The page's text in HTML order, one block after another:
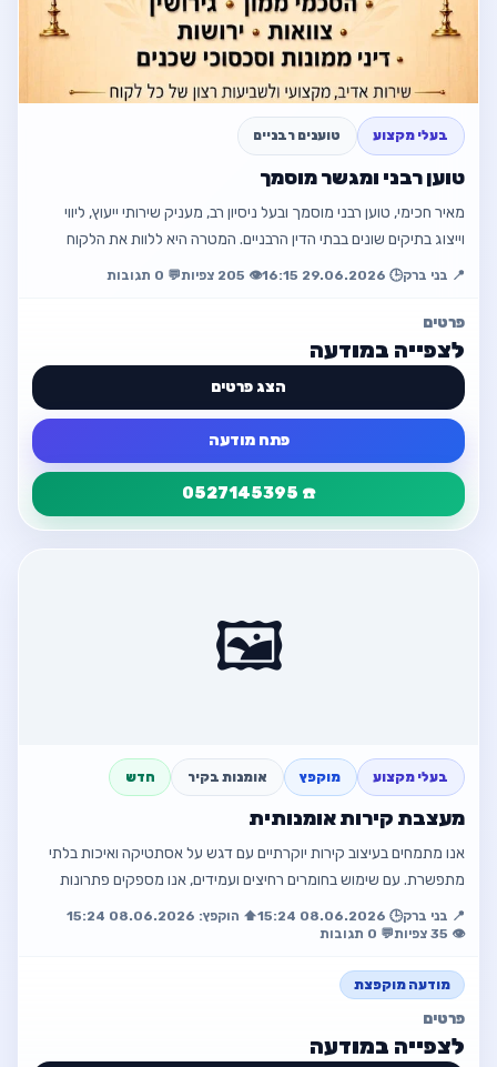
☎️ 0527167144
פתח מודעה
חזור למודעה
בעלי מקצוע טוענים רבניים
טוען רבני ומגשר מוסמך
מאיר חכימי, טוען רבני מוסמך ובעל ניסיון רב, מעניק שירותי ייעוץ, ליווי
וייצוג בתיקים שונים בבתי הדין הרבניים. המטרה היא ללוות את הלקוח
בתקופה הרגי…
📍 בני ברק🕒 29.06.2026 16:15 👁️ 205 צפיות 💬 0 תגובות
פרטים
לצפייה במודעה
הצג פרטים
פתח מודעה
☎️ 0527145395
חזור למודעה
🖼️
בעלי מקצוע מוקפץ אומנות בקיר חדש
מעצבת קירות אומנותית
אנו מתמחים בעיצוב קירות יוקרתיים עם דגש על אסתטיקה ואיכות בלתי
מתפשרת. עם שימוש בחומרים רחיצים ועמידים, אנו מספקים פתרונות
שמחזיקים לאורך זמן ומת…
📍 בני ברק🕒 08.06.2026 15:24
⬆️ הוקפץ: 08.06.2026 15:24
👁️ 35 צפיות
💬 0 תגובות
מודעה מוקפצת
פרטים
לצפייה במודעה